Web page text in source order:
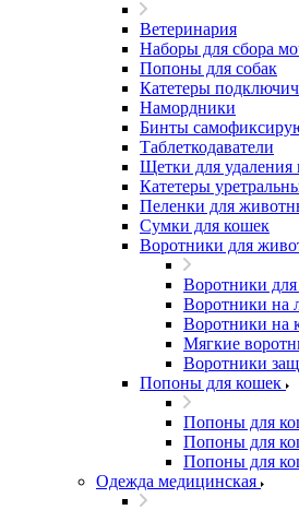
Ветеринария
Наборы для сбора
Попоны для собак
Катетеры
Намордники
Бинты
Таблеткодаватели
Щетки для удаления
Катетеры
Пеленки для
Сумки для кошек
Воротники для
Воротники
Воротники на
Воротники на
Мягкие
Воротники
Попоны для кошек
Попоны для
Попоны для
Попоны для
Одежда медицинская